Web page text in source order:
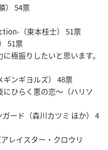
） 54票
（東本桂士） 51票
51票
極振りしたいと思います。
ンギヨルズ） 48票
ひらく悪の恋〜（ハリソ
ード（森川カツミ ほか） 4
レイスター・クロウリ